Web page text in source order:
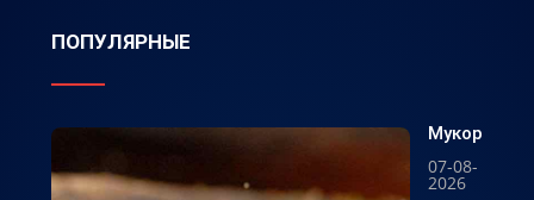
ПОПУЛЯРНЫЕ
Мукор
07-08-
2026